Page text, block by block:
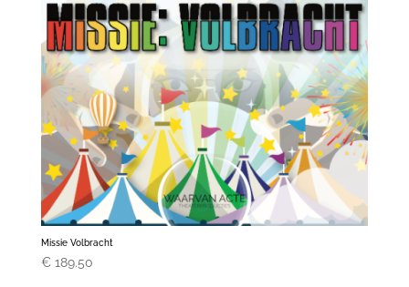
Missie Volbracht
€189.50